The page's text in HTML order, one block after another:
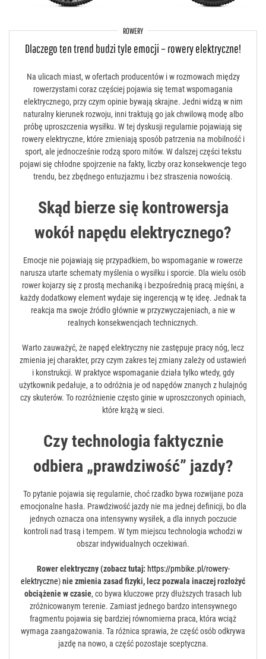
ROWERY
Dlaczego ten trend budzi tyle emocji – rowery elektryczne!
Na ulicach miast, w ofertach producentów i w rozmowach między
rowerzystami coraz częściej pojawia się temat wspomagania
elektrycznego, przy czym opinie bywają skrajne. Jedni widzą w nim
naturalny kierunek rozwoju, inni traktują go jak chwilową modę albo
próbę uproszczenia wysiłku. W tej dyskusji regularnie pojawiają się
rowery elektryczne, które zmieniają sposób patrzenia na mobilność i
sport, ale jednocześnie rodzą sporo mitów. W dalszej części tekstu
pojawi się chłodne spojrzenie na fakty, liczby oraz konsekwencje tego
trendu, bez zbędnego entuzjazmu i bez straszenia nowością.
Skąd bierze się kontrowersja
wokół napędu elektrycznego?
Emocje nie pojawiają się przypadkiem, bo wspomaganie w rowerze
narusza utarte schematy myślenia o wysiłku i sporcie. Dla wielu osób
rower kojarzy się z prostą mechaniką i bezpośrednią pracą mięśni, a
każdy dodatkowy element wydaje się ingerencją w tę ideę. Jednak ta
reakcja ma swoje źródło głównie w przyzwyczajeniach, a nie w
realnych konsekwencjach technicznych.
Warto zauważyć, że napęd elektryczny nie zastępuje pracy nóg, lecz
zmienia jej charakter, przy czym zakres tej zmiany zależy od ustawień
i konstrukcji. W praktyce wspomaganie działa tylko wtedy, gdy
użytkownik pedałuje, a to odróżnia je od napędów znanych z hulajnóg
czy skuterów. To rozróżnienie często ginie w uproszczonych opiniach,
które krążą w sieci.
Czy technologia faktycznie
odbiera „prawdziwość” jazdy?
To pytanie pojawia się regularnie, choć rzadko bywa rozwijane poza
emocjonalne hasła. Prawdziwość jazdy nie ma jednej definicji, bo dla
jednych oznacza ona intensywny wysiłek, a dla innych poczucie
kontroli nad trasą i tempem. W tym miejscu technologia wchodzi w
obszar indywidualnych oczekiwań.
Rower elektryczny (zobacz tutaj: https://pmbike.pl/rowery-
elektryczne)nie zmienia zasad fizyki, lecz pozwala inaczej rozłożyć
obciążenie w czasie, co bywa kluczowe przy dłuższych trasach lub
zróżnicowanym terenie. Zamiast jednego bardzo intensywnego
fragmentu pojawia się bardziej równomierna praca, która wciąż
wymaga zaangażowania. Ta różnica sprawia, że część osób odkrywa
jazdę na nowo, a część pozostaje sceptyczna.